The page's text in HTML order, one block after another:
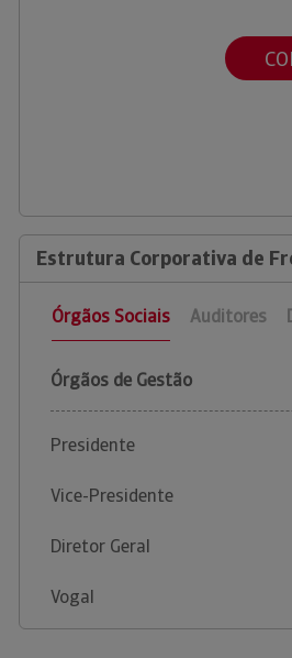
Estrutura Corporativa de
Órgãos Sociais Auditores
Órgãos de Gestão
Presidente
Vice-Presidente
Diretor Geral
Vogal